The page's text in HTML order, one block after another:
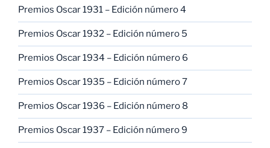
Premios Oscar 1931 – Edición número 4
Premios Oscar 1932 – Edición número 5
Premios Oscar 1934 – Edición número 6
Premios Oscar 1935 – Edición número 7
Premios Oscar 1936 – Edición número 8
Premios Oscar 1937 – Edición número 9